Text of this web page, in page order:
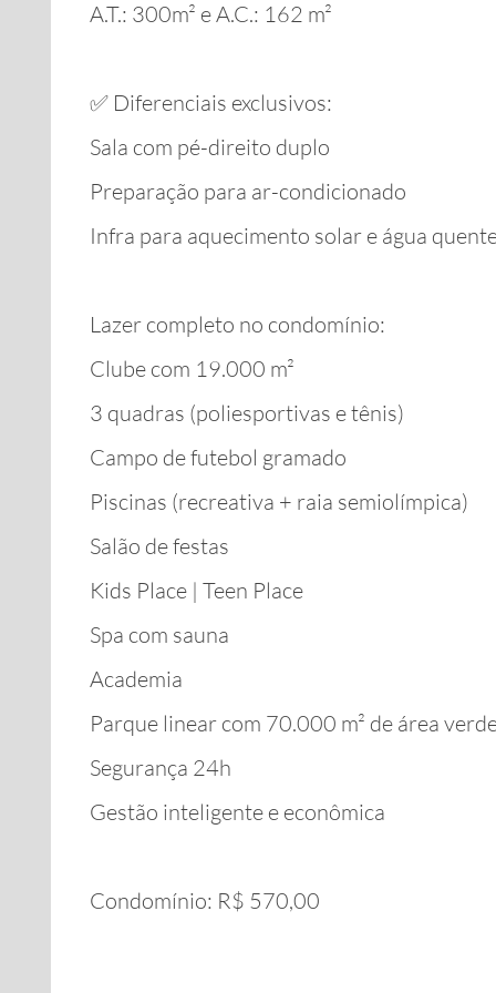
A.T.: 300m² e A.C.: 162 m²
✅ Diferenciais exclusivos:
Sala com pé-direito duplo
Preparação para ar-condicionado
Infra para aquecimento solar e água
Lazer completo no condomínio:
Clube com 19.000 m²
3 quadras (poliesportivas e tênis)
Campo de futebol gramado
Piscinas (recreativa + raia semiolímpica)
Salão de festas
Kids Place | Teen Place
Spa com sauna
Academia
Parque linear com 70.000 m² de área
Segurança 24h
Gestão inteligente e econômica
Condomínio: R$ 570,00